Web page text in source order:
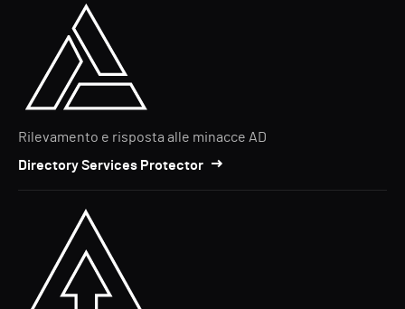
Rilevamento e risposta alle minacce AD
Directory Services Protector